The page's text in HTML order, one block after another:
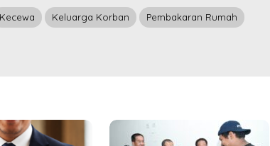
Kecewa Keluarga Korban Pembakaran Rumah